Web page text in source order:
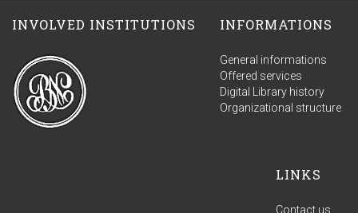
INVOLVED INSTITUTIONS INFORMATIONS
General informations
Offered services
Digital Library history
Organizational structure
LINKS
Contact us